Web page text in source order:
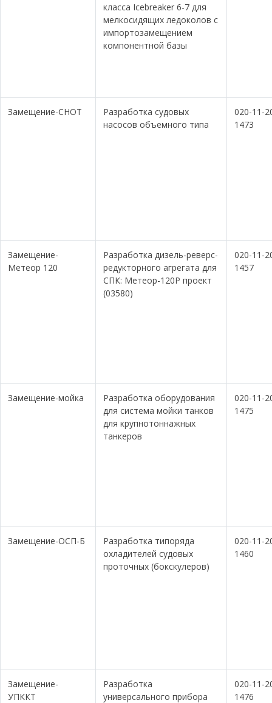
класса Icebreaker 6-7 для
мелкосидящих ледоколов с
импортозамещением
компонентной базы
Замещение-СНОТ
Разработка судовых
насосов объемного типа
020-11-
1473
Замещение-
Метеор 120
Разработка дизель-реверс-
редукторного агрегата для
СПК: Метеор-120Р проект
(03580)
020-11-
1457
Замещение-мойка
Разработка оборудования
для система мойки танков
для крупнотоннажных
танкеров
020-11-
1475
Замещение-ОСП-Б
Разработка типоряда
охладителей судовых
проточных (бокскулеров)
020-11-
1460
Замещение-
УПККТ
Разработка
универсального прибора
020-11-
1476